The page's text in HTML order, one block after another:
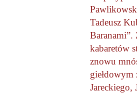
Tadeusz
Baranami”.
kabaretów
znowu
giełdowym
Jareckiego,